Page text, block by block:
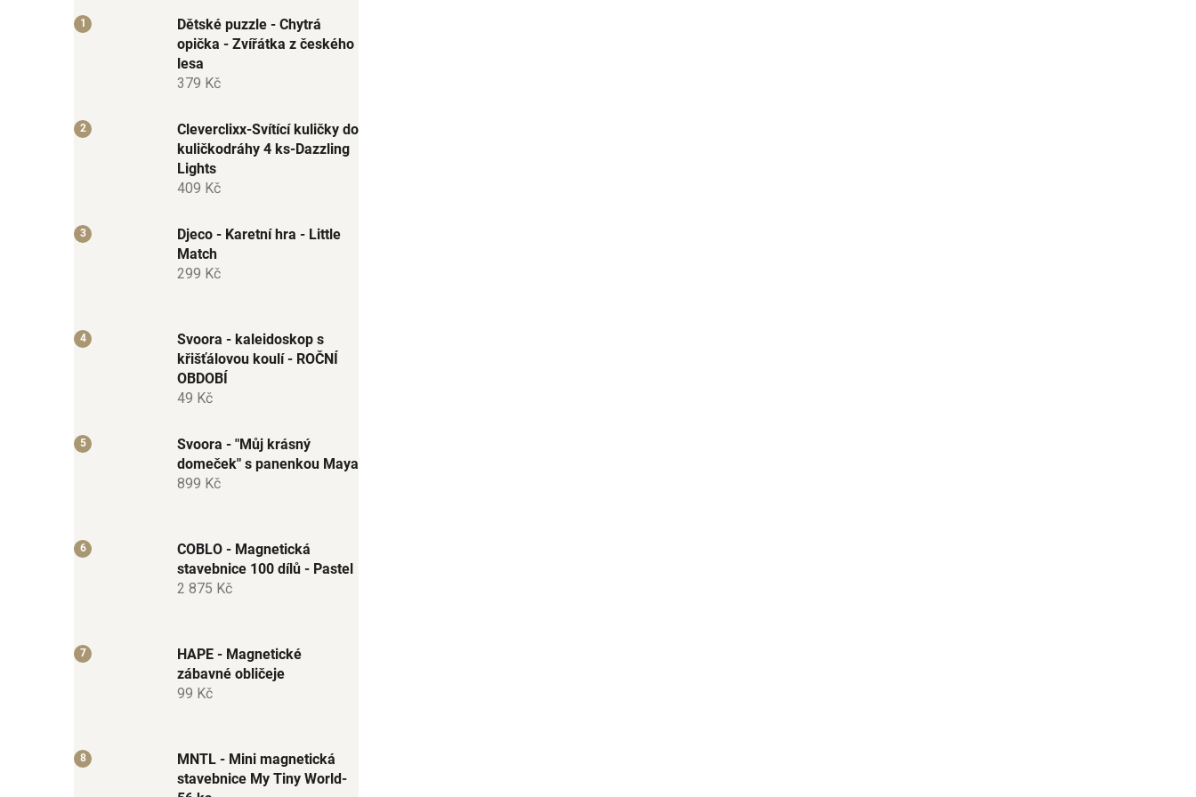
Dětské puzzle - Chytrá
opička - Zvířátka z českého
lesa
379 Kč
Cleverclixx-Svítící kuličky do
kuličkodráhy 4 ks-Dazzling
Lights
409 Kč
Djeco - Karetní hra - Little
Match
299 Kč
Svoora - kaleidoskop s
křišťálovou koulí - ROČNÍ
OBDOBÍ
49 Kč
Svoora - "Můj krásný
domeček" s panenkou Maya
899 Kč
COBLO - Magnetická
stavebnice 100 dílů - Pastel
2 875 Kč
HAPE - Magnetické
zábavné obličeje
99 Kč
MNTL - Mini magnetická
stavebnice My Tiny World-